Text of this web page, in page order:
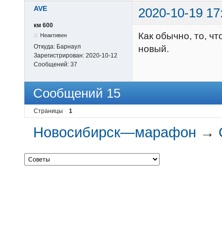
AVE 2020-10-19
км 600
Неактивен
Откуда: Барнаул
Зарегистрирован: 2020-10-12
Сообщений: 37
Как обычно, то,
новый.
Сообщений 15
Страницы 1
Новосибирск—марафон →